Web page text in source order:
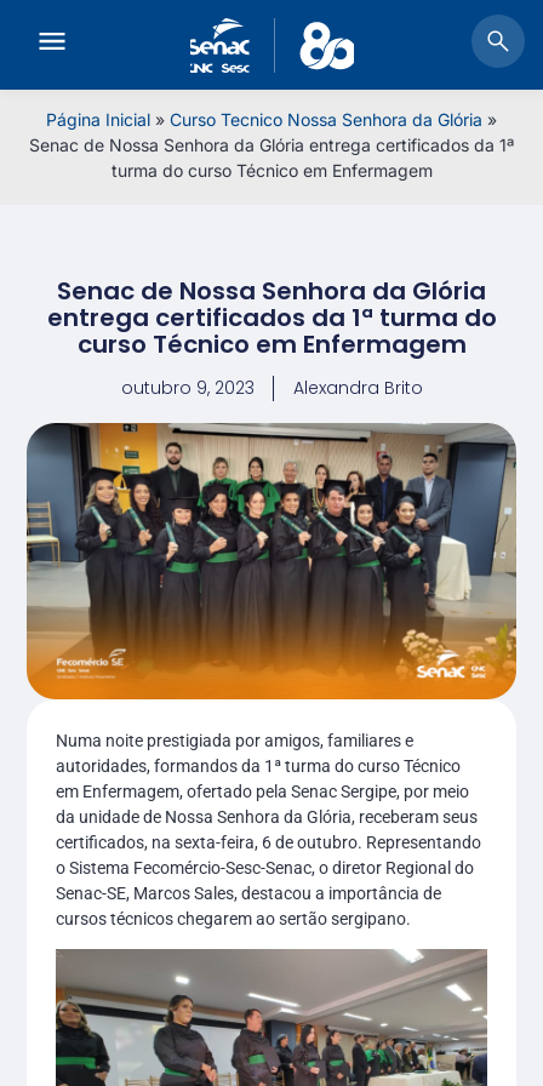
Página Inicial » Curso Tecnico Nossa Senhora da Glória »
Senac de Nossa Senhora da Glória entrega certificados da 1ª
turma do curso Técnico em Enfermagem
Senac de Nossa Senhora da Glória
entrega certificados da 1ª turma do
curso Técnico em Enfermagem
outubro 9, 2023 Alexandra Brito
Numa noite prestigiada por amigos, familiares e
autoridades, formandos da 1ª turma do curso Técnico
em Enfermagem, ofertado pela Senac Sergipe, por meio
da unidade de Nossa Senhora da Glória, receberam seus
certificados, na sexta-feira, 6 de outubro. Representando
o Sistema Fecomércio-Sesc-Senac, o diretor Regional do
Senac-SE, Marcos Sales, destacou a importância de
cursos técnicos chegarem ao sertão sergipano.